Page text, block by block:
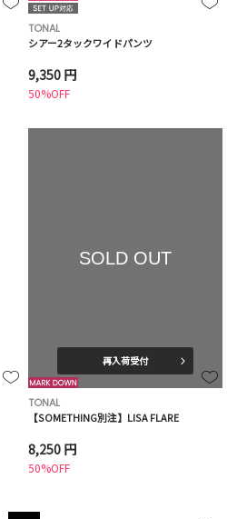
TONAL
シアー2タックワイドパンツ
9,350 円
50%OFF
SOLD OUT
再入荷受付
TONAL
【SOMETHING別注】LISA FLARE
8,250 円
50%OFF